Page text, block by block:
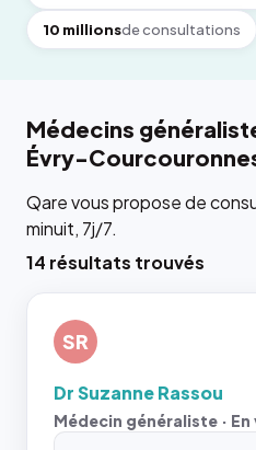
10 millionsde consultations
Médecins
Évry-
Qare vous propose de
minuit, 7j/7.
14 résultats trouvés
SR
Dr Suzanne Rassou
Médecin généraliste · En